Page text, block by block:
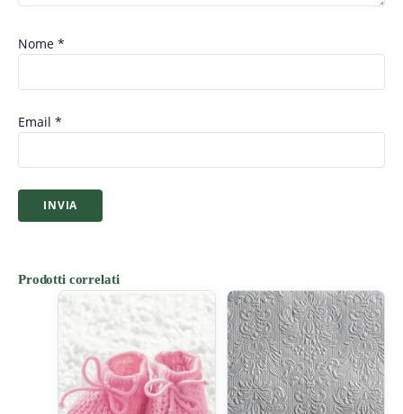
Nome *
Email *
Prodotti correlati